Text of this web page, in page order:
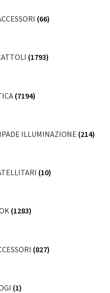
(66)
(1793)
(7194)
ILLUMINAZIONE (214)
(10)
(1283)
(827)
(1)